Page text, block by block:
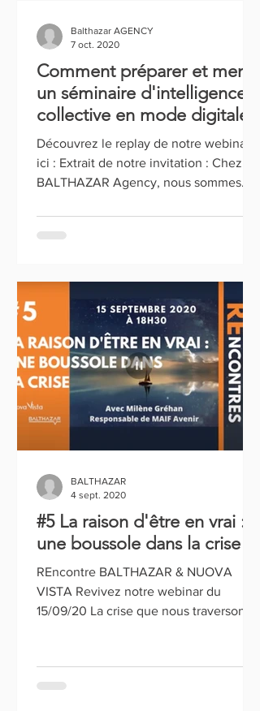
Comment préparer et mener
un séminaire d'intelligence
collective en mode digitale ?
Découvrez le replay de notre webinar
ici : Extrait de notre invitation : Chez
BALTHAZAR Agency, nous sommes
Balthazar AGENCY
7 oct. 2020
#5 La raison d'être en vrai :
une boussole dans la crise
REncontre BALTHAZAR & NUOVA
VISTA Revivez notre webinar du
15/09/20 La crise que nous traversons
BALTHAZAR
4 sept. 2020